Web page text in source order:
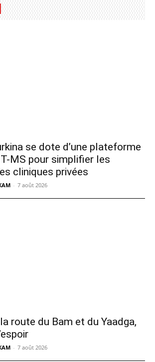
se dote d’une plateforme
MS pour simplifier les
cliniques privées
- 7 août 2026
route du Bam et du Yaadga,
- 7 août 2026